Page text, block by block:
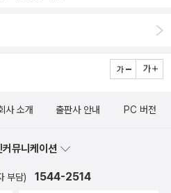
가
통스러운 학교생활에도 불구하고
은 뒤에라도 멀리서 아름다운 후광에
, 그
고, 한스 스스로도 어른들에게 인
가는 것에 큰 자부심을 가졌다. 그러
인 인물을 만들어 가는 꾸며낸 이
구..그러나 이 책을 읽는 내내..아 맞
우리는 무엇을 해야 인정 받고 흔히
이 고민하고 살고 있다. 나도 그렇고
이 모두들 크고 작은 고민과 갈등
삶의 변화를 향해 손짓을 하기도
사 소개 출판사 안내 PC 버전
뮤니케이션
부담) 1544-2514